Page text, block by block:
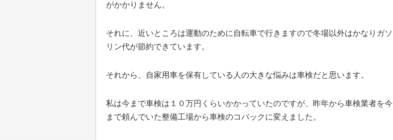
がかかりません。
それに、近いところは運動のために自転車で行きますので冬場以外はかなりガソ
リン代が節約できています。
それから、自家用車を保有している人の大きな悩みは車検だと思います。
私は今まで車検は１０万円くらいかかっていたのですが、昨年から車検業者を今
まで頼んでいた整備工場から車検のコバックに変えました。